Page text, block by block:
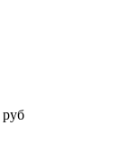
руб